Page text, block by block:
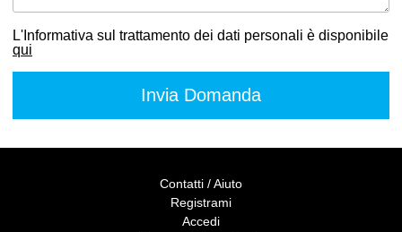
L'Informativa sul trattamento dei dati personali è disponibile
qui
Contatti / Aiuto
Registrami
Accedi